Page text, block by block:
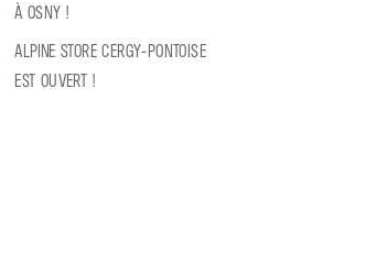
à Osny !
Alpine Store Cergy-Pontoise
est ouvert !